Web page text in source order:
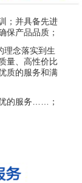
；并具备先进
保产品品质；
理念落实到生
量、高性价比
质的服务和满
的服务……；